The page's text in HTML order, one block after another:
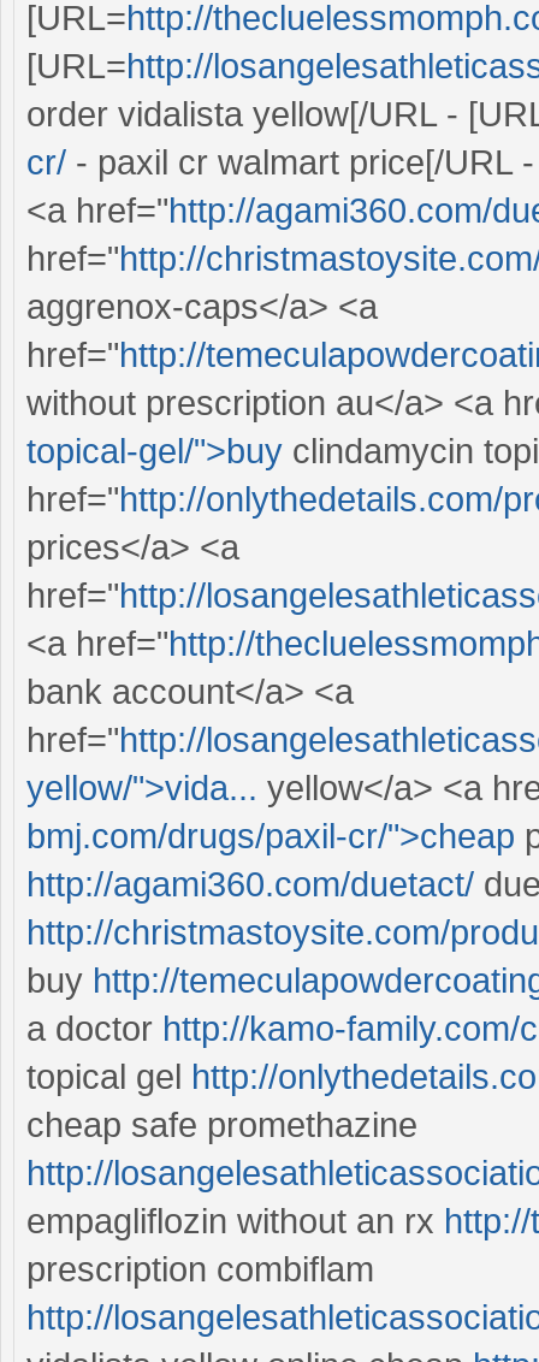
[URL=http://
[URL=http://
order vidalista yellow[/URL -
cr/ - paxil cr walmart price[/URL
<a href="http://agami360.com/
href="http://
aggrenox-caps</a> <a
href="http://
without prescription au</a> <a
topical-gel/">buy clindamycin
href="http://onlythedetails.com/
prices</a> <a
href="http://
<a href="http://
bank account</a> <a
href="http://
yellow/">vida... yellow</a> <a
bmj.com/drugs/paxil-cr/">cheap
http://agami360.com/duetact/
http://christmastoysite.com/
buy http://
a doctor http://kamo-family.com/
topical gel http://
cheap safe promethazine
http://
empagliflozin without an rx
prescription combiflam
http://